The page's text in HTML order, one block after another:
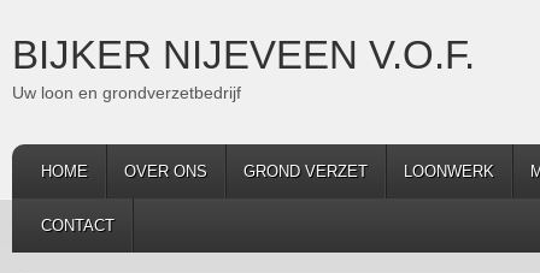
BIJKER NIJEVEEN V.O.F.
Uw loon en grondverzetbedrijf
HOME OVER ONS GROND VERZET LOONWERK
CONTACT